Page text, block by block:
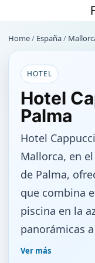
contenido
Home/ España/
HOTEL
Hotel
Palma
Hotel
Mallorca, en
de Palma,
que combina
piscina en la
panorámicas
por sus
Ver más